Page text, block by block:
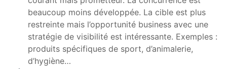
beaucoup moins développée. La cible est plus
restreinte mais l’opportunité business avec une
stratégie de visibilité est intéressante. Exemples :
produits spécifiques de sport, d’animalerie,
d’hygiène…